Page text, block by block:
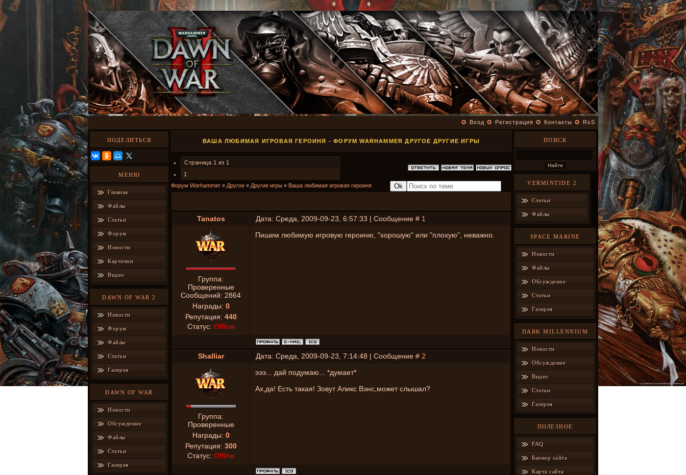
✪ Вход ✪ Регистрация ✪ Контакты ✪ RsS
ПОДЕЛИТЬСЯ
МЕНЮ
Главная
Файлы
Статьи
Форум
Новости
Картинки
Видео
DAWN OF WAR 2
Новости
Форум
Файлы
Статьи
Галерея
DAWN OF WAR
Новости
Обсуждение
Файлы
Статьи
Галерея
ВАША ЛЮБИМАЯ ИГРОВАЯ ГЕРОИНЯ - ФОРУМ WARHAMMER ДРУГОЕ ДРУГИЕ ИГРЫ
Страница 1 из 1
1
Форум Warhammer » Другое » Другие игры » Ваша любимая игровая героиня
Tanatos Дата: Среда, 2009-09-23, 6:57:33 | Сообщение # 1
Группа:
Проверенные
Сообщений: 2864
Награды: 0
Репутация: 440
Статус: Offline
Пишем любимую игровую героиню, "хорошую" или "плохую", неважно.
Shalliar Дата: Среда, 2009-09-23, 7:14:48 | Сообщение # 2
Группа:
Проверенные
Награды: 0
Репутация: 300
Статус: Offline
эээ... дай подумаю... *думает*
Ах,да! Есть такая! Зовут Аликс Вэнс,может слышал?
ПОИСК
VERMINTIDE 2
Статьи
Файлы
SPACE MARINE
Новости
Файлы
Обсуждение
Статьи
Галерея
DARK MILLENNIUM
Новости
Обсуждение
Видео
Статьи
Галерея
ПОЛЕЗНОЕ
FAQ
Баннер сайта
Карта сайта